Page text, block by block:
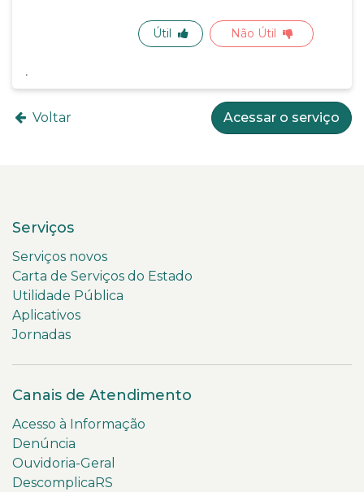
Útil Não Útil
Voltar Acessar o serviço
Serviços
Serviços novos
Carta de Serviços do Estado
Utilidade Pública
Aplicativos
Jornadas
Canais de Atendimento
Acesso à Informação
Denúncia
Ouvidoria-Geral
DescomplicaRS